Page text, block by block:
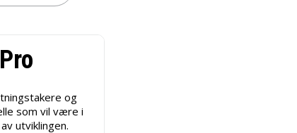
Pro
og
som vil være i
utviklingen.